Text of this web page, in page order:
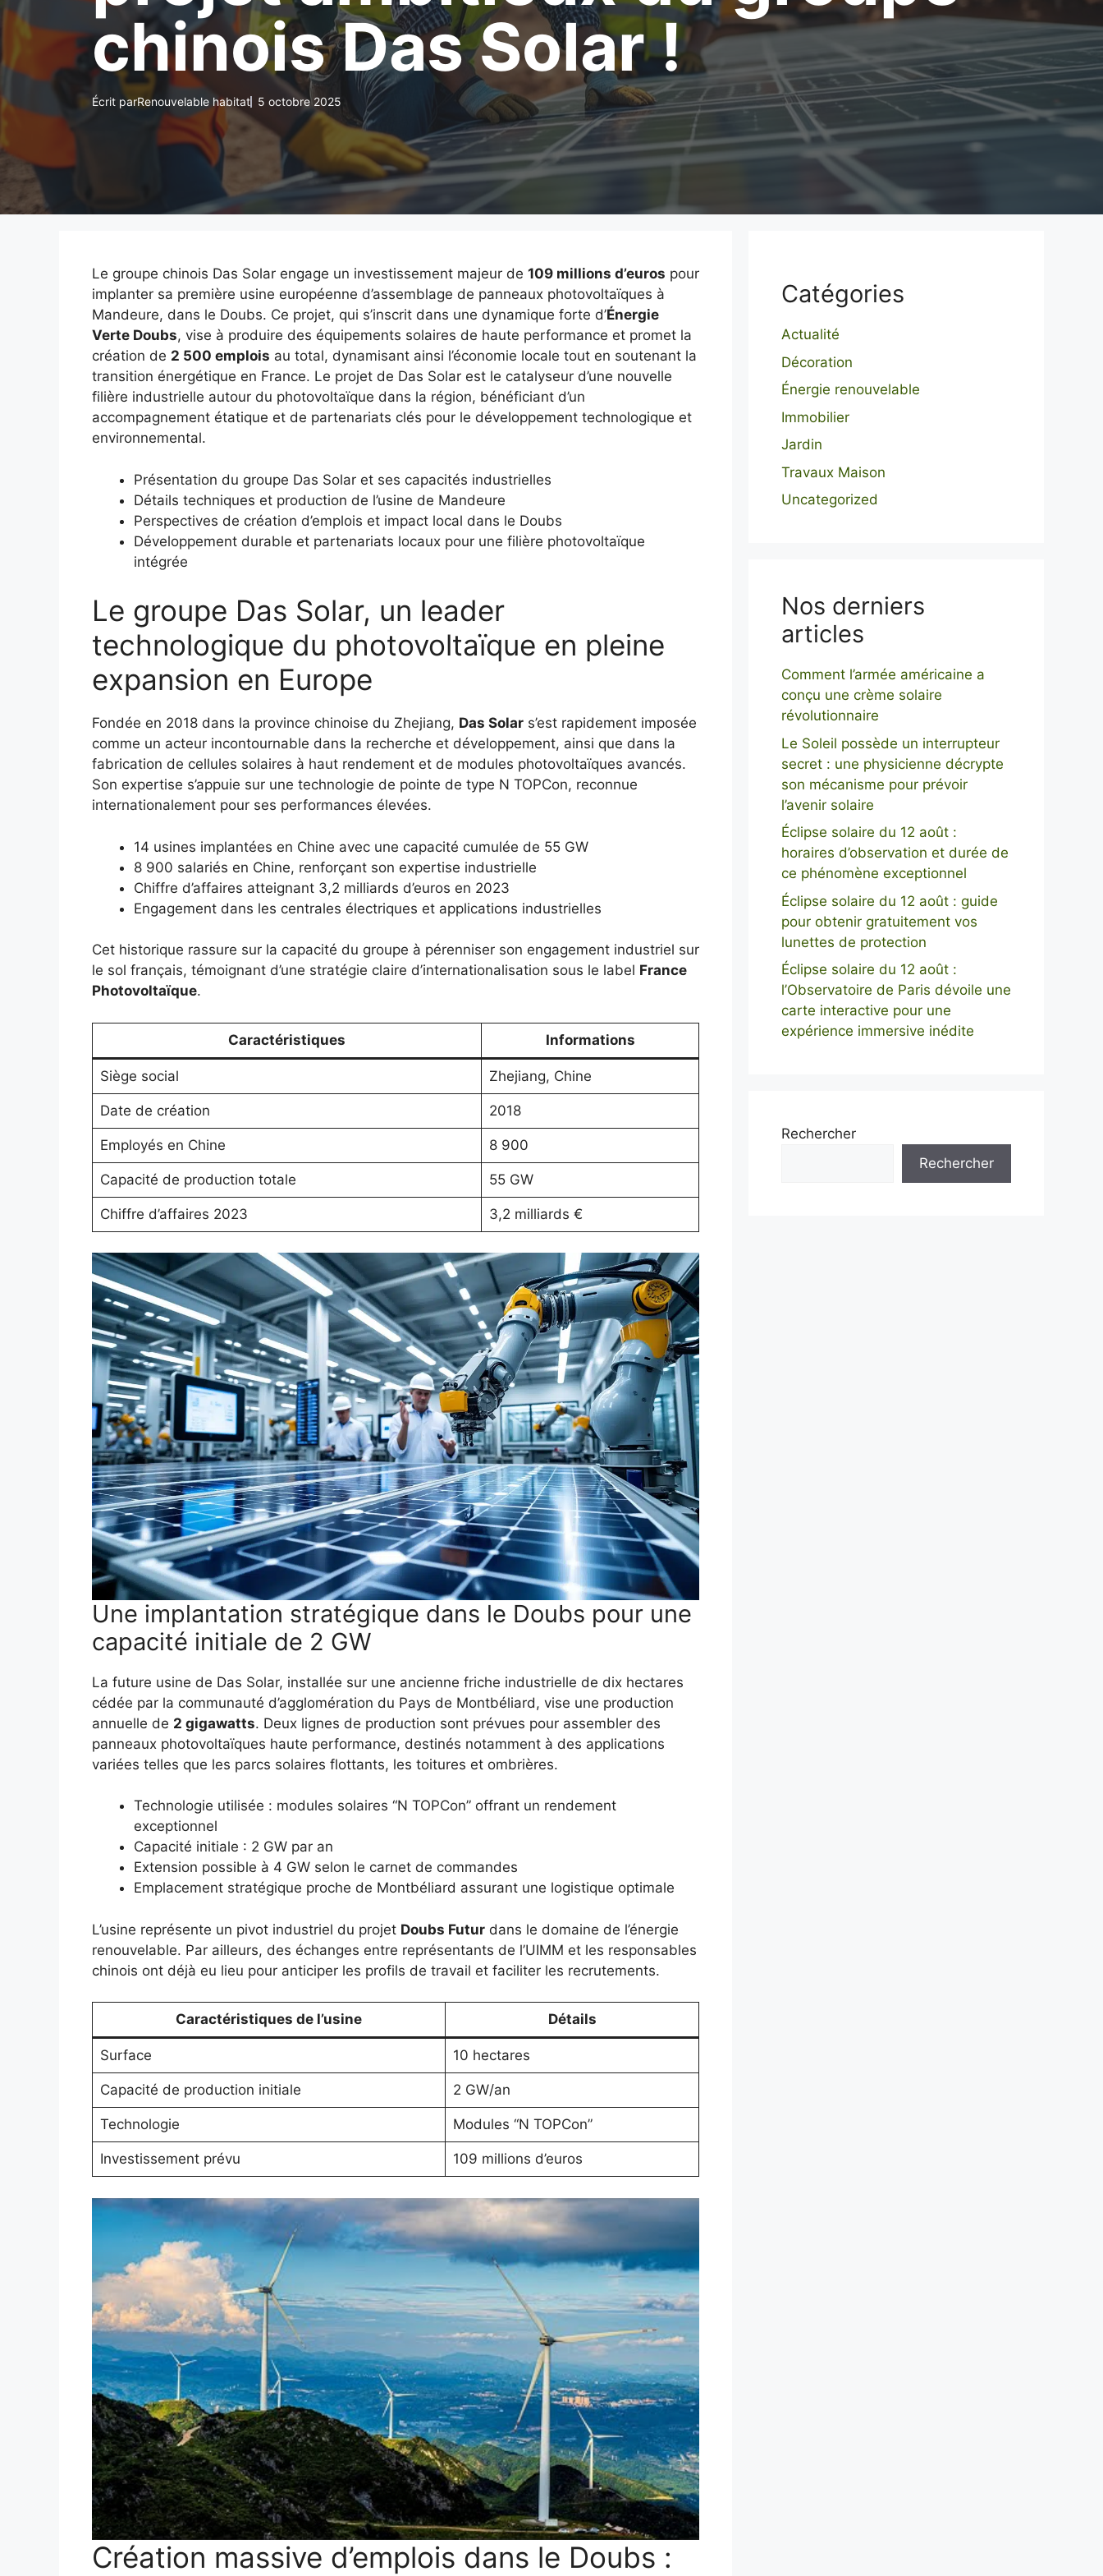
chinois Das Solar !
Écrit parRenouvelable habitat 5 octobre 2025
Le groupe chinois Das Solar engage un investissement majeur de 109 millions d’euros pour
implanter sa première usine européenne d’assemblage de panneaux photovoltaïques à
Mandeure, dans le Doubs. Ce projet, qui s’inscrit dans une dynamique forte d’Énergie
Verte Doubs, vise à produire des équipements solaires de haute performance et promet la
création de 2 500 emplois au total, dynamisant ainsi l’économie locale tout en soutenant la
transition énergétique en France. Le projet de Das Solar est le catalyseur d’une nouvelle
filière industrielle autour du photovoltaïque dans la région, bénéficiant d’un
accompagnement étatique et de partenariats clés pour le développement technologique et
environnemental.
Présentation du groupe Das Solar et ses capacités industrielles
Détails techniques et production de l’usine de Mandeure
Perspectives de création d’emplois et impact local dans le Doubs
Développement durable et partenariats locaux pour une filière photovoltaïque
intégrée
Le groupe Das Solar, un leader
technologique du photovoltaïque en pleine
expansion en Europe
Fondée en 2018 dans la province chinoise du Zhejiang, Das Solar s’est rapidement imposée
comme un acteur incontournable dans la recherche et développement, ainsi que dans la
fabrication de cellules solaires à haut rendement et de modules photovoltaïques avancés.
Son expertise s’appuie sur une technologie de pointe de type N TOPCon, reconnue
internationalement pour ses performances élevées.
14 usines implantées en Chine avec une capacité cumulée de 55 GW
8 900 salariés en Chine, renforçant son expertise industrielle
Chiffre d’affaires atteignant 3,2 milliards d’euros en 2023
Engagement dans les centrales électriques et applications industrielles
Cet historique rassure sur la capacité du groupe à pérenniser son engagement industriel sur
le sol français, témoignant d’une stratégie claire d’internationalisation sous le label France
Photovoltaïque.
Caractéristiques Informations
Siège social Zhejiang, Chine
Date de création 2018
Employés en Chine 8 900
Capacité de production totale 55 GW
Chiffre d’affaires 2023 3,2 milliards €
Une implantation stratégique dans le Doubs pour une
capacité initiale de 2 GW
La future usine de Das Solar, installée sur une ancienne friche industrielle de dix hectares
cédée par la communauté d’agglomération du Pays de Montbéliard, vise une production
annuelle de 2 gigawatts. Deux lignes de production sont prévues pour assembler des
panneaux photovoltaïques haute performance, destinés notamment à des applications
variées telles que les parcs solaires flottants, les toitures et ombrières.
Technologie utilisée : modules solaires “N TOPCon” offrant un rendement
exceptionnel
Capacité initiale : 2 GW par an
Extension possible à 4 GW selon le carnet de commandes
Emplacement stratégique proche de Montbéliard assurant une logistique optimale
L’usine représente un pivot industriel du projet Doubs Futur dans le domaine de l’énergie
renouvelable. Par ailleurs, des échanges entre représentants de l’UIMM et les responsables
chinois ont déjà eu lieu pour anticiper les profils de travail et faciliter les recrutements.
Caractéristiques de l’usine Détails
Surface 10 hectares
Capacité de production initiale 2 GW/an
Technologie Modules “N TOPCon”
Investissement prévu 109 millions d’euros
Création massive d’emplois dans le Doubs :
Catégories
Actualité
Décoration
Énergie renouvelable
Immobilier
Jardin
Travaux Maison
Uncategorized
Nos derniers
articles
Comment l’armée américaine a
conçu une crème solaire
révolutionnaire
Le Soleil possède un interrupteur
secret : une physicienne décrypte
son mécanisme pour prévoir
l’avenir solaire
Éclipse solaire du 12 août :
horaires d’observation et durée de
ce phénomène exceptionnel
Éclipse solaire du 12 août : guide
pour obtenir gratuitement vos
lunettes de protection
Éclipse solaire du 12 août :
l’Observatoire de Paris dévoile une
carte interactive pour une
expérience immersive inédite
Rechercher
Rechercher